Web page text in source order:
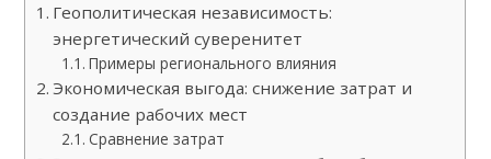
Геополитическая независимость:
энергетический суверенитет
Примеры регионального влияния
Экономическая выгода: снижение затрат и
создание рабочих мест
Сравнение затрат